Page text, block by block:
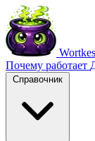
Почему работает
Справочник